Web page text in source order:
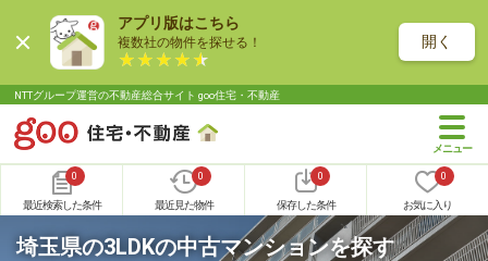
アプリ版はこちら
複数社の物件を探せる！ 開く
NTTグループ運営の不動産総合サイト goo住宅・不動産
0
最近検索した条件
0
最近見た物件
0
保存した条件
0
お気に入り
埼玉県の3LDKの中古マンションを探す